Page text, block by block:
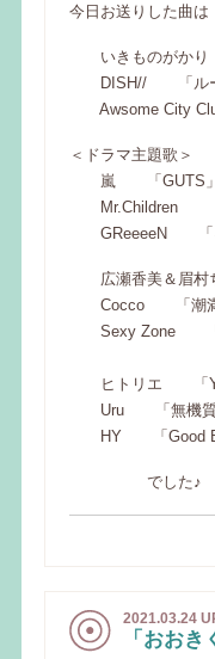
今日お送りした曲は
いきものがか
DISH// 「ルー
Awsome City
＜ドラマ主題歌＞
嵐 「GUTS」
Mr.Children 「
GReeeeN 「キ
広瀬香美＆眉村
Cocco 「潮満
Sexy Zone 「
「名脇
ヒトリエ 「
Uru 「無機質
HY 「Good
でした♪
2021.03.24
「おお